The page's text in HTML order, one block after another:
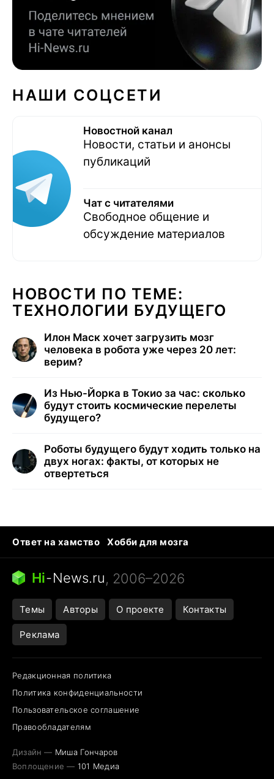
НАШИ СОЦСЕТИ
Новостной канал
Новости, статьи и анонсы
публикаций
Чат с читателями
Свободное общение и
обсуждение материалов
НОВОСТИ ПО ТЕМЕ:
ТЕХНОЛОГИИ БУДУЩЕГО
Илон Маск хочет загрузить мозг
человека в робота уже через 20 лет:
верим?
Из Нью-Йорка в Токио за час: сколько
будут стоить космические перелеты
будущего?
Роботы будущего будут ходить только на
двух ногах: факты, от которых не
отвертеться
Ответ на хамство
Хобби для мозга
Бензин 100 и 95
Тунцы в океанариуме
Следующая пандемия
Hi-News.ru, 2006–2026
Темы Авторы О проекте Контакты
Реклама
Редакционная политика
Политика конфиденциальности
Пользовательское соглашение
Правообладателям
Дизайн — Миша Гончаров
Воплощение — 101 Медиа